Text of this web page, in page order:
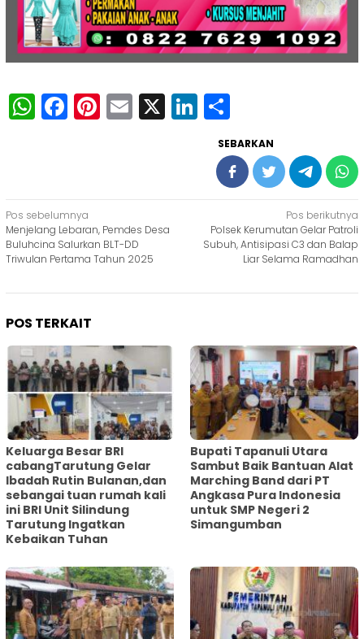
WhatsApp
Facebook
Pinterest
Email
X LinkedIn
SEBARKAN
Navigasi
pos
Pos sebelumnya
Menjelang Lebaran, Pemdes Desa
Buluhcina Salurkan BLT-DD
Triwulan Pertama Tahun 2025
Pos berikutnya
Polsek Kerumutan Gelar Patroli
Subuh, Antisipasi C3 dan Balap
Liar Selama Ramadhan
POS TERKAIT
Keluarga Besar BRI
cabangTarutung Gelar
Ibadah Rutin Bulanan,dan
sebangai tuan rumah kali
ini BRI Unit Silindung
Tarutung Ingatkan
Kebaikan Tuhan
Bupati Tapanuli Utara
Sambut Baik Bantuan Alat
Marching Band dari PT
Angkasa Pura Indonesia
untuk SMP Negeri 2
Simangumban